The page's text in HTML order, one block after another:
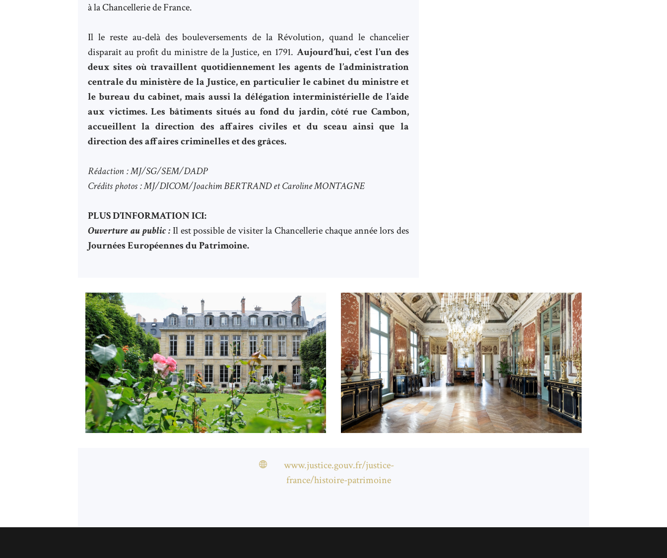
à la Chancellerie de France.
Il le reste au-delà des bouleversements de la Révolution, quand le chancelier
disparaît au profit du ministre de la Justice, en 1791. Aujourd’hui, c’est l’un des
deux sites où travaillent quotidiennement les agents de l’administration
centrale du ministère de la Justice, en particulier le cabinet du ministre et
le bureau du cabinet, mais aussi la délégation interministérielle de l’aide
aux victimes. Les bâtiments situés au fond du jardin, côté rue Cambon,
accueillent la direction des affaires civiles et du sceau ainsi que la
direction des affaires criminelles et des grâces.
Rédaction : MJ/SG/SEM/DADP
Crédits photos : MJ/DICOM/Joachim BERTRAND et Caroline MONTAGNE
PLUS D’INFORMATION ICI:
Ouverture au public :Il est possible de visiter la Chancellerie chaque année lors des
Journées Européennes du Patrimoine.
www.justice.gouv.fr/justice-
france/histoire-patrimoine